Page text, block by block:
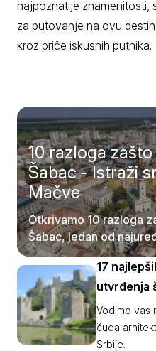
najpoznatije znamenitosti,
za putovanje na ovu
kroz priče iskusnih putnika.
10 razloga
Šabac - Istraži
Mačve
Otkrivamo 10 razloga
Šabac, jedan od
gradova u Srbiji.
17
utvrđenja
Vodimo vas
čuda
Srbije.